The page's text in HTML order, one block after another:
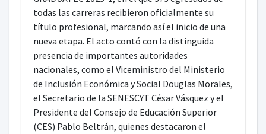
todas las carreras recibieron oficialmente su
título profesional, marcando así el inicio de una
nueva etapa. El acto contó con la distinguida
presencia de importantes autoridades
nacionales, como el Viceministro del Ministerio
de Inclusión Económica y Social Douglas Morales,
el Secretario de la SENESCYT César Vásquez y el
Presidente del Consejo de Educación Superior
(CES) Pablo Beltrán, quienes destacaron el